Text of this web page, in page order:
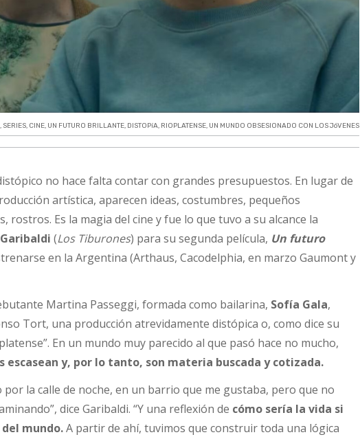
, SERIES, CINE, UN FUTURO BRILLANTE, DISTOPíA, RIOPLATENSE, UN MUNDO OBSESIONADO CON LOS JóVENES
no hace falta contar con grandes presupuestos. En lugar de
artística, aparecen ideas, costumbres, pequeños
rostros. Es la magia del cine y fue lo que tuvo a su alcance la
(Los Tiburones) para su segunda película, Un futuro
en la Argentina (Arthaus, Cacodelphia, en marzo Gaumont y
Martina Passeggi, formada como bailarina, Sofía Gala,
Tort, una producción atrevidamente distópica o, como dice su
En un mundo muy parecido al que pasó hace no mucho,
escasean y, por lo tanto, son materia buscada y cotizada.
por la calle de noche, en un barrio que me gustaba, pero que no
dice Garibaldi. “Y una reflexión de cómo sería la vida si
mundo.A partir de ahí, tuvimos que construir toda una lógica